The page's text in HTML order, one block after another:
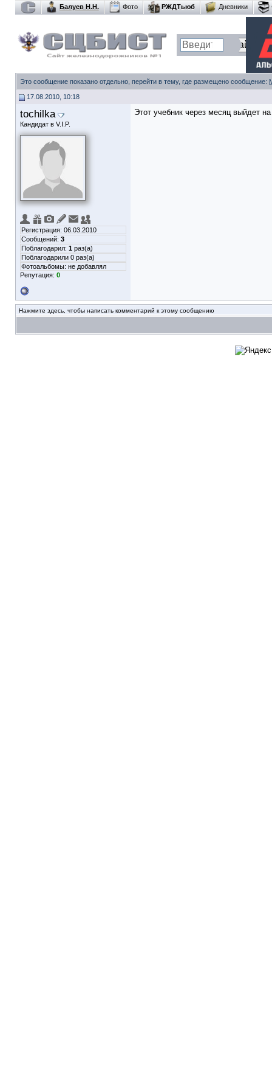
Балуев Н.Н. Фото РЖДТьюб Дневники
Это сообщение показано отдельно, перейти в тему, где размещено сообщение:
17.08.2010, 10:18
tochilka
Кандидат в V.I.P.
Регистрация: 06.03.2010
Сообщений: 3
Поблагодарил: 1 раз(а)
Поблагодарили 0 раз(а)
Фотоальбомы: не добавлял
Репутация: 0
Этот учебник через месяц выйдет
Нажмите здесь, чтобы написать комментарий к этому сообщению